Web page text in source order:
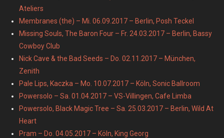
Ateliers
Membranes (the) – Mi. 06.09.2017 – Berlin, Posh Teckel
Missing Souls, The Baron Four – Fr. 24.03.2017 – Berlin, Bassy
Cowboy Club
Nick Cave & the Bad Seeds – Do. 02.11.2017 – München,
Zenith
Pale Lips, Kaczka – Mo. 10.07.2017 – Köln, Sonic Ballroom
Powersolo – Sa. 01.04.2017 – VS-Villingen, Cafe Limba
Powersolo, Black Magic Tree – Sa. 25.03.2017 – Berlin, Wild At
Heart
Pram – Do. 04.05.2017 – Köln, King Georg